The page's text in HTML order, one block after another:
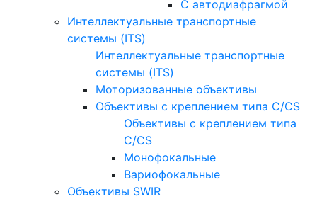
С автодиафрагмой
Интеллектуальные транспортные
системы (ITS)
Интеллектуальные транспортные
системы (ITS)
Моторизованные объективы
Объективы с креплением типа C/CS
Объективы с креплением типа
C/CS
Монофокальные
Вариофокальные
Объективы SWIR